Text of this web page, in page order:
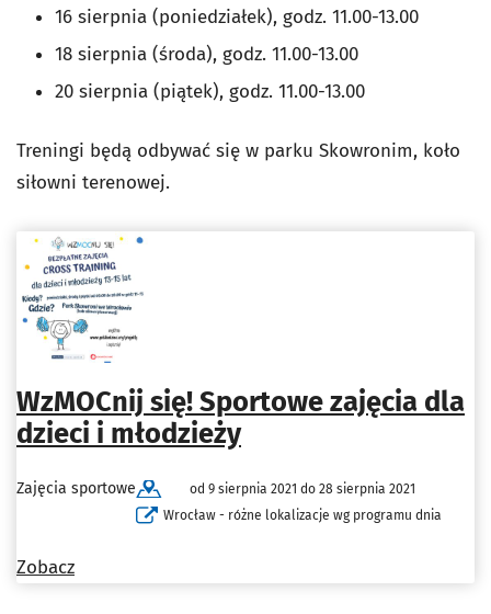
16 sierpnia (poniedziałek), godz. 11.00-13.00
18 sierpnia (środa), godz. 11.00-13.00
20 sierpnia (piątek), godz. 11.00-13.00
Treningi będą odbywać się w parku Skowronim, koło
siłowni terenowej.
WzMOCnij się! Sportowe zajęcia dla
dzieci i młodzieży
Zajęcia sportowe
od 9 sierpnia 2021 do 28 sierpnia 2021
Wrocław - różne lokalizacje wg programu dnia
Zobacz